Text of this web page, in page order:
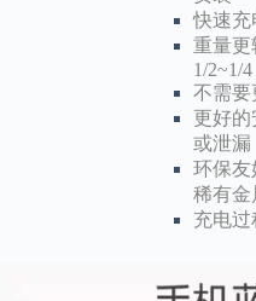
快速充
重量更
1/2~1/4
不需要
更好
或泄漏
环保友
稀有金
充电